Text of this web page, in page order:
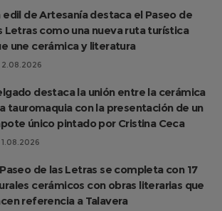
edil de Artesanía destaca el Paseo de
Letras como una nueva ruta turística
une cerámica y literatura
2.08.2026
destaca la unión entre la cerámica
tauromaquia con la presentación de un
único pintado por Cristina Ceca
1.08.2026
de las Letras se completa con 17
cerámicos con obras literarias que
referencia a Talavera